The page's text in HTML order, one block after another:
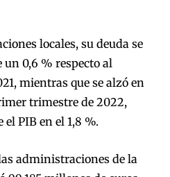
locales, su deuda se
0,6 % respecto al
mientras que se alzó en
trimestre de 2022,
PIB en el 1,8 %.
administraciones de la